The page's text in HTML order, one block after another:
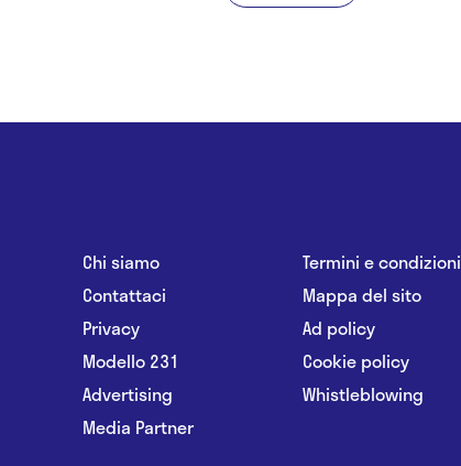
Chi siamo
Contattaci
Privacy
Modello 231
Advertising
Media Partner
Termini e condizioni
Mappa del sito
Ad policy
Cookie policy
Whistleblowing